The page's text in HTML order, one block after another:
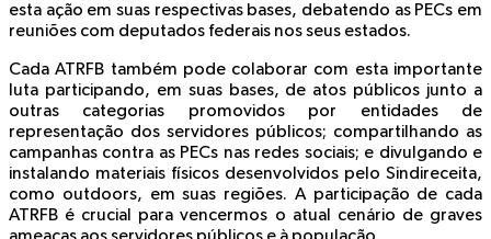
esta ação em suas respectivas bases, debatendo as PECs em
reuniões com deputados federais nos seus estados.
Cada ATRFB também pode colaborar com esta importante
luta participando, em suas bases, de atos públicos junto a
outras categorias promovidos por entidades de
representação dos servidores públicos; compartilhando as
campanhas contra as PECs nas redes sociais; e divulgando e
instalando materiais físicos desenvolvidos pelo Sindireceita,
como outdoors, em suas regiões. A participação de cada
ATRFB é crucial para vencermos o atual cenário de graves